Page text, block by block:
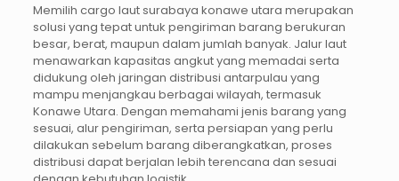
Memilih cargo laut surabaya konawe utara merupakan
solusi yang tepat untuk pengiriman barang berukuran
besar, berat, maupun dalam jumlah banyak. Jalur laut
menawarkan kapasitas angkut yang memadai serta
didukung oleh jaringan distribusi antarpulau yang
mampu menjangkau berbagai wilayah, termasuk
Konawe Utara. Dengan memahami jenis barang yang
sesuai, alur pengiriman, serta persiapan yang perlu
dilakukan sebelum barang diberangkatkan, proses
distribusi dapat berjalan lebih terencana dan sesuai